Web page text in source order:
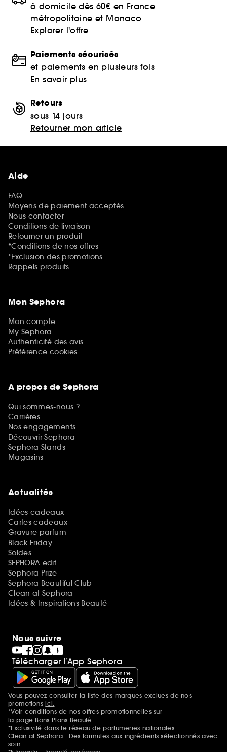
à domicile dès 60€ en France
métropolitaine et Monaco
Explorer l'offre
Paiements sécurisés
et paiements en plusieurs fois
En savoir plus
Retours
sous 14 jours
Retourner mon article
Aide
FAQ
Moyens de paiement acceptés
Nous contacter
Conditions de livraison
Retourner un produit
*Conditions de nos offres
*Exclusion des promotions
Rappels produits
Mon Sephora
Mon compte
My Sephora
Authenticité des avis
Préférence cookies
A propos de Sephora
Qui sommes-nous ?
Carrières
Nos engagements
Découvrir Sephora
Sephora Stands
Magasins
Actualités
Idées cadeaux
Cartes cadeaux
Gravure parfum
Black Friday
Soldes
SEPHORA edit
Sephora Prize
Sephora Beautiful Club
Clean at Sephora
Idées & Inspirations Beauté
Nous suivre
Télécharger l’App Sephora
Mentions additionnelles
Vous pouvez consulter la liste des marques exclues de nos
promotionsici.
*Voir conditions de nos offres promotionnelles sur
la page Bons Plans Beauté.
*Exclusivité dans le réseau de parfumeries nationales.
Clean at Sephora : Des formules aux ingrédients sélectionnés avec
soin